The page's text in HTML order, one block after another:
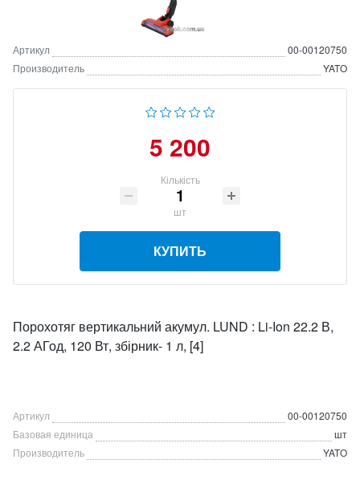
Артикул
00-00120750
Производитель
YATO
5 200
Кількість
шт
КУПИТЬ
Порохотяг вертикальний акумул. LUND : Li-Ion 22.2 В,
2.2 АГод, 120 Вт, збірник- 1 л, [4]
Артикул
00-00120750
Базовая единица
шт
Производитель
YATO